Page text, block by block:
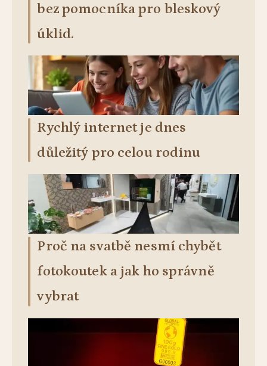
bez pomocníka pro bleskový
úklid.
Rychlý internet je dnes
důležitý pro celou rodinu
Proč na svatbě nesmí chybět
fotokoutek a jak ho správně
vybrat